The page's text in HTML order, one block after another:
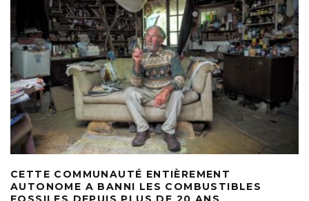
CETTE COMMUNAUTÉ ENTIÈREMENT
AUTONOME A BANNI LES COMBUSTIBLES